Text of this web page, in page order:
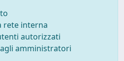
rete interna
autorizzati
amministratori